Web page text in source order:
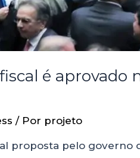
é
/ Por projeto
proposta pelo